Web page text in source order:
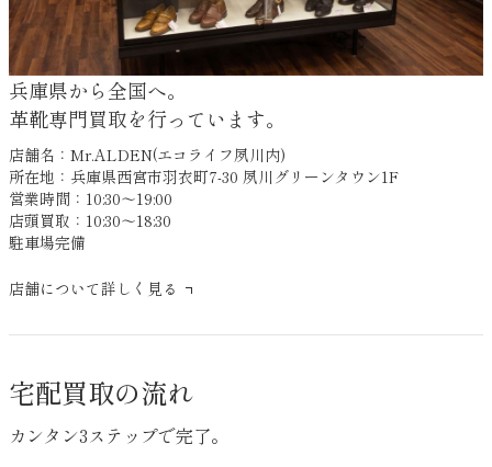
兵庫県から全国へ。
革靴専門買取を行っています。
店舗名：Mr.ALDEN(エコライフ夙川内)
所在地：兵庫県西宮市羽衣町7-30 夙川グリーンタウン1F
営業時間：10:30～19:00
店頭買取：10:30～18:30
駐車場完備
店舗について詳しく見る
宅配買取の流れ
カンタン3ステップで完了。